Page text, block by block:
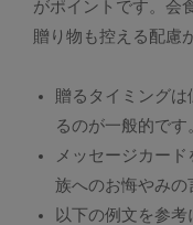
がポイントです。会
贈り物も控える配慮
贈るタイミング
るのが一般的です
メッセージカー
族へのお悔やみの
以下の例文を参考